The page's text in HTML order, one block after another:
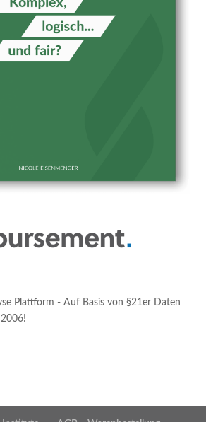
Plattform - Auf Basis von §21er Daten